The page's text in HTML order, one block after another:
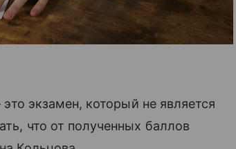
экзамен, который не является
что от полученных баллов